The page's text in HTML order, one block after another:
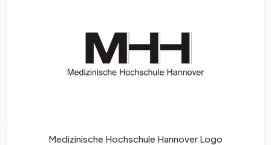
Medizinische Hochschule Hannover Logo